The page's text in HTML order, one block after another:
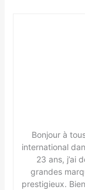
Bonjour à
international
23 ans, j’ai
grandes
prestigieux.